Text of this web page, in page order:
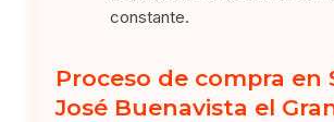
constante.
Proceso de compra en
José Buenavista el